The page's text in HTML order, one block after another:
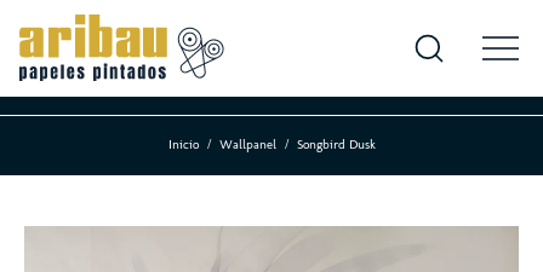
Inicio Wallpanel Songbird Dusk